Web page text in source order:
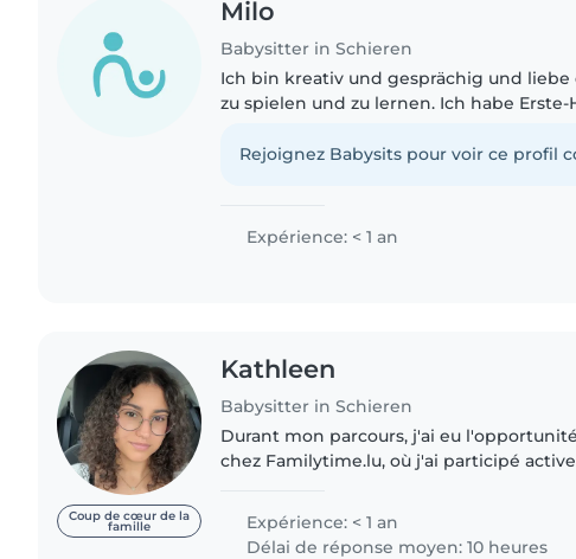
Milo
Babysitter in Schieren
Ich bin kreativ und gesprächig und liebe
zu spielen und zu lernen. Ich habe
Hausarbeiten helfen. Ich..
Rejoignez Babysits pour voir ce profil
Expérience: < 1 an
Coup de cœur de la
famille
Kathleen
Babysitter in Schieren
Durant mon parcours, j'ai eu
chez Familytime.lu, où j'ai participé
ans. Cette expérience..
Expérience: < 1 an
Délai de réponse moyen: 10 heures